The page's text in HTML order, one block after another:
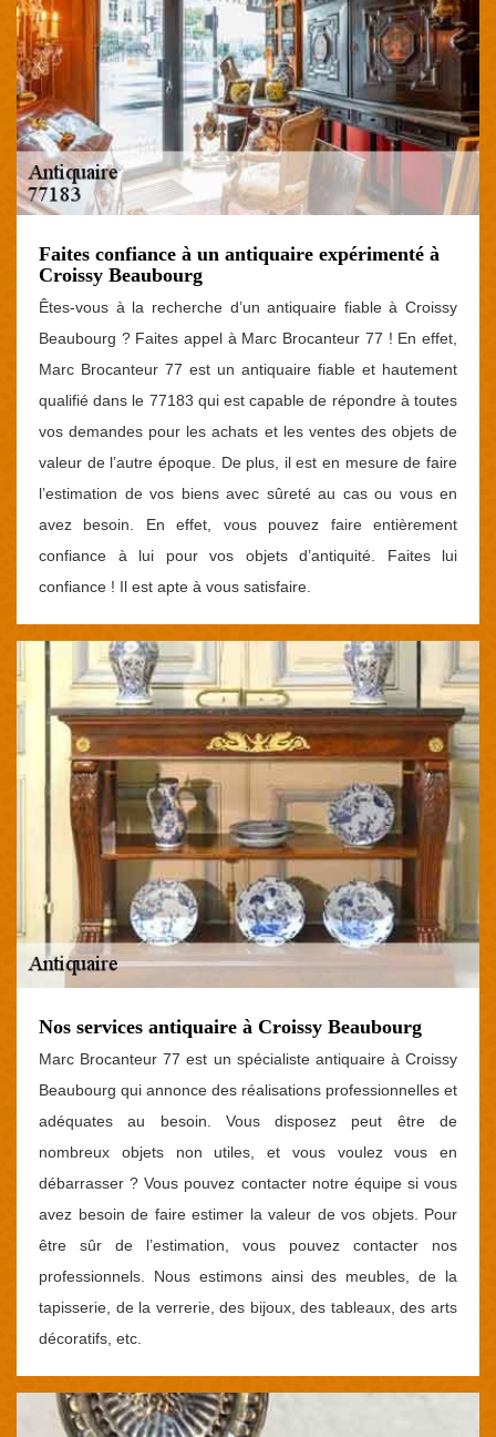
Faites confiance à un antiquaire expérimenté à
Croissy Beaubourg
Êtes-vous à la recherche d’un antiquaire fiable à Croissy
Beaubourg ? Faites appel à Marc Brocanteur 77 ! En effet,
Marc Brocanteur 77 est un antiquaire fiable et hautement
qualifié dans le 77183 qui est capable de répondre à toutes
vos demandes pour les achats et les ventes des objets de
valeur de l’autre époque. De plus, il est en mesure de faire
l’estimation de vos biens avec sûreté au cas ou vous en
avez besoin. En effet, vous pouvez faire entièrement
confiance à lui pour vos objets d’antiquité. Faites lui
confiance ! Il est apte à vous satisfaire.
Nos services antiquaire à Croissy Beaubourg
Marc Brocanteur 77 est un spécialiste antiquaire à Croissy
Beaubourg qui annonce des réalisations professionnelles et
adéquates au besoin. Vous disposez peut être de
nombreux objets non utiles, et vous voulez vous en
débarrasser ? Vous pouvez contacter notre équipe si vous
avez besoin de faire estimer la valeur de vos objets. Pour
être sûr de l’estimation, vous pouvez contacter nos
professionnels. Nous estimons ainsi des meubles, de la
tapisserie, de la verrerie, des bijoux, des tableaux, des arts
décoratifs, etc.